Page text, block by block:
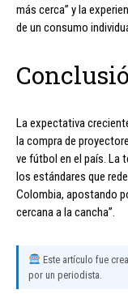
más cerca” y la
de un consumo
La expectativa
la compra de
ve fútbol en el país. La
los estándares que
Colombia, apostando
cercana a la cancha”.
Este artículo fue
por un periodista.